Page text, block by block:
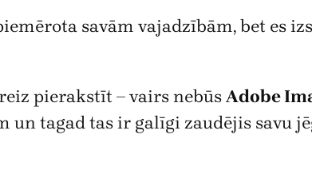
savām vajadzībām, bet es
pierakstīt – vairs nebūsAdobe
tagad tas ir galīgi zaudējis savu